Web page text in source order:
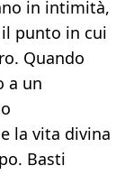
in intimità,
punto in cui
Quando
a un
la vita divina
Basti